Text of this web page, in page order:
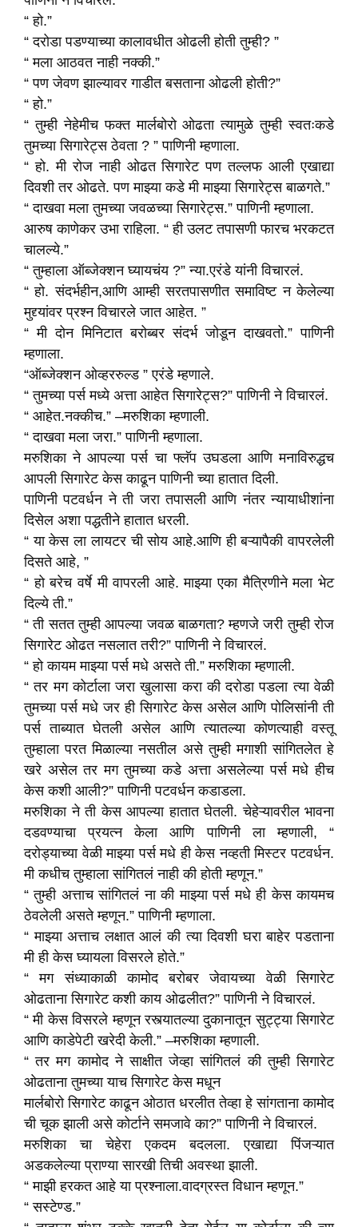
“ हो.”
“ दरोडा पडण्याच्या कालावधीत ओढली होती तुम्ही? ”
“ मला आठवत नाही नक्की.”
“ पण जेवण झाल्यावर गाडीत बसताना ओढली होती?”
“ हो.”
“ तुम्ही नेहेमीच फक्त मार्लबोरो ओढता त्यामुळे तुम्ही स्वतःकडे
तुमच्या सिगारेट्स ठेवता ? ” पाणिनी म्हणाला.
“ हो. मी रोज नाही ओढत सिगारेट पण तल्लफ आली एखाद्या
दिवशी तर ओढते. पण माझ्या कडे मी माझ्या सिगारेट्स बाळगते.”
“ दाखवा मला तुमच्या जवळच्या सिगारेट्स.” पाणिनी म्हणाला.
आरुष काणेकर उभा राहिला. “ ही उलट तपासणी फारच भरकटत
चालल्ये.”
“ तुम्हाला ऑब्जेक्शन घ्यायचंय ?” न्या.एरंडे यांनी विचारलं.
“ हो. संदर्भहीन,आणि आम्ही सरतपासणीत समाविष्ट न केलेल्या
मुद्द्यांवर प्रश्न विचारले जात आहेत. ”
“ मी दोन मिनिटात बरोब्बर संदर्भ जोडून दाखवतो.” पाणिनी
म्हणाला.
“ऑब्जेक्शन ओव्हररुल्ड ” एरंडे म्हणाले.
“ तुमच्या पर्स मध्ये अत्ता आहेत सिगारेट्स?” पाणिनी ने विचारलं.
“ आहेत.नक्कीच.” –मरुशिका म्हणाली.
“ दाखवा मला जरा.” पाणिनी म्हणाला.
मरुशिका ने आपल्या पर्स चा फ्लॅप उघडला आणि मनाविरुद्धच
आपली सिगारेट केस काढून पाणिनी च्या हातात दिली.
पाणिनी पटवर्धन ने ती जरा तपासली आणि नंतर न्यायाधीशांना
दिसेल अशा पद्धतीने हातात धरली.
“ या केस ला लायटर ची सोय आहे.आणि ही बऱ्यापैकी वापरलेली
दिसते आहे, ”
“ हो बरेच वर्षे मी वापरली आहे. माझ्या एका मैत्रिणीने मला भेट
दिल्ये ती.”
“ ती सतत तुम्ही आपल्या जवळ बाळगता? म्हणजे जरी तुम्ही रोज
सिगारेट ओढत नसलात तरी?” पाणिनी ने विचारलं.
“ हो कायम माझ्या पर्स मधे असते ती.” मरुशिका म्हणाली.
“ तर मग कोर्टाला जरा खुलासा करा की दरोडा पडला त्या वेळी
तुमच्या पर्स मधे जर ही सिगारेट केस असेल आणि पोलिसांनी ती
पर्स ताब्यात घेतली असेल आणि त्यातल्या कोणत्याही वस्तू
तुम्हाला परत मिळाल्या नसतील असे तुम्ही मगाशी सांगितलेत हे
खरे असेल तर मग तुमच्या कडे अत्ता असलेल्या पर्स मधे हीच
केस कशी आली?” पाणिनी पटवर्धन कडाडला.
मरुशिका ने ती केस आपल्या हातात घेतली. चेहेऱ्यावरील भावना
दडवण्याचा प्रयत्न केला आणि पाणिनी ला म्हणाली, “
दरोड्याच्या वेळी माझ्या पर्स मधे ही केस नव्हती मिस्टर पटवर्धन.
मी कधीच तुम्हाला सांगितलं नाही की होती म्हणून.”
“ तुम्ही अत्ताच सांगितलं ना की माझ्या पर्स मधे ही केस कायमच
ठेवलेली असते म्हणून.” पाणिनी म्हणाला.
“ माझ्या अत्ताच लक्षात आलं की त्या दिवशी घरा बाहेर पडताना
मी ही केस घ्यायला विसरले होते.”
“ मग संध्याकाळी कामोद बरोबर जेवायच्या वेळी सिगारेट
ओढताना सिगारेट कशी काय ओढलीत?” पाणिनी ने विचारलं.
“ मी केस विसरले म्हणून रस्त्यातल्या दुकानातून सुट्ट्या सिगारेट
आणि काडेपेटी खरेदी केली.” –मरुशिका म्हणाली.
“ तर मग कामोद ने साक्षीत जेव्हा सांगितलं की तुम्ही सिगारेट
ओढताना तुमच्या याच सिगारेट केस मधून
मार्लबोरो सिगारेट काढून ओठात धरलीत तेव्हा हे सांगताना कामोद
ची चूक झाली असे कोर्टाने समजावे का?” पाणिनी ने विचारलं.
मरुशिका चा चेहेरा एकदम बदलला. एखाद्या पिंजऱ्यात
अडकलेल्या प्राण्या सारखी तिची अवस्था झाली.
“ माझी हरकत आहे या प्रश्नाला.वादग्रस्त विधान म्हणून.”
“ सस्टेण्ड.”